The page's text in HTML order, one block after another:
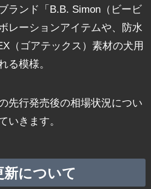
ランド「B.B. Simon（ビービ
レーションアイテムや、防水
（ゴアテックス）素材の犬用
る模様。
先行発売後の相場状況につい
いきます。
新について